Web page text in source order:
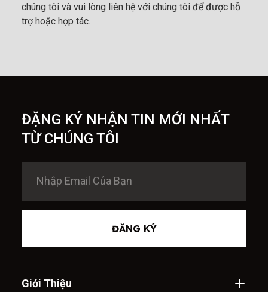
chúng tôi và vui lòng liên hệ với chúng tôiđể được hỗ
trợ hoặc hợp tác.
ĐẶNG KÝ NHẬN TIN MỚI NHẤT
TỪ CHÚNG TÔI
ĐĂNG KÝ
Giới Thiệu